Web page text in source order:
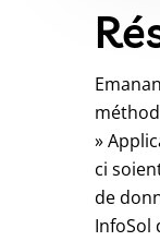
»
ci
de
InfoSol